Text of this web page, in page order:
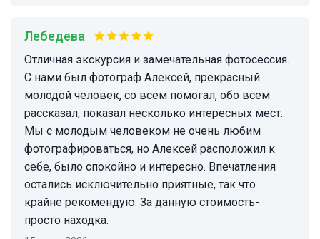
Лебедева
Отличная экскурсия и замечательная фотосессия.
С нами был фотограф Алексей, прекрасный
молодой человек, со всем помогал, обо всем
рассказал, показал несколько интересных мест.
Мы с молодым человеком не очень любим
фотографироваться, но Алексей расположил к
себе, было спокойно и интересно. Впечатления
остались исключительно приятные, так что
крайне рекомендую. За данную стоимость-
просто находка.